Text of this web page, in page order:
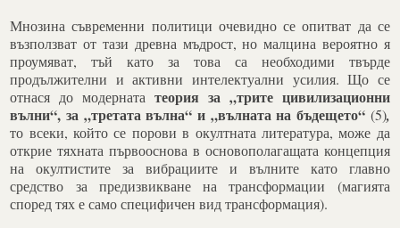
Мнозина съвременни политици очевидно се опитват да се
възползват от тази древна мъдрост, но малцина вероятно я
проумяват, тъй като за това са необходими твърде
продължителни и активни интелектуални усилия. Що се
отнася до модерната теория за „трите цивилизационни
вълни“, за „третата вълна“ и „вълната на бъдещето“ (5),
то всеки, който се порови в окултната литература, може да
открие тяхната първооснова в основополагащата концепция
на окултистите за вибрациите и вълните като главно
средство за предизвикване на трансформации (магията
според тях е само специфичен вид трансформация).